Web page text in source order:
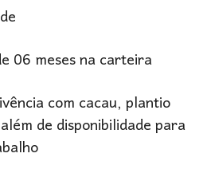
06 meses na carteira
com cacau, plantio
de disponibilidade para